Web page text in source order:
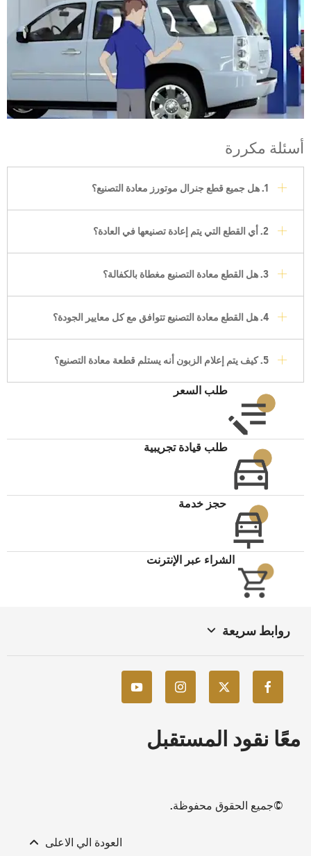
أسئلة مكررة
1. هل جميع قطع جنرال موتورز معادة التصنيع؟
2. أي القطع التي يتم إعادة تصنيعها في العادة؟
3. هل القطع معادة التصنيع مغطاة بالكفالة؟
4. هل القطع معادة التصنيع تتوافق مع كل معايير الجودة؟
5. كيف يتم إعلام الزبون أنه يستلم قطعة معادة التصنيع؟
طلب السعر
طلب قيادة تجريبية
حجز خدمة
الشراء عبر الإنترنت
روابط سريعة
معًا نقود المستقبل
©جميع الحقوق محفوظة.
العودة الي الاعلى